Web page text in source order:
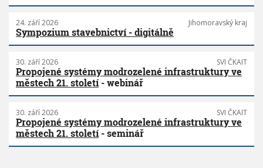
24. září 2026 Jihomoravský kraj
Sympozium stavebnictví - digitálně
30. září 2026 SVI ČKAIT
Propojené systémy modrozelené infrastruktury ve
městech 21. století- webinář
30. září 2026 SVI ČKAIT
Propojené systémy modrozelené infrastruktury ve
městech 21. století- seminář